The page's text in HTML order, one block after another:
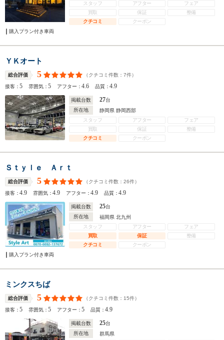
スタッフ
アフター
フェア
買取
保証
整備
クチコミ
クーポン
購入プラン付き車両
ＹＫオート
総合評価 5 （クチコミ件数： 7件）
接客：5 雰囲気：5 アフター：4.6 品質：4.9
掲載台数 27台
所在地
静岡県 静岡西部
スタッフ
アフター
フェア
買取
保証
整備
クチコミ
クーポン
Ｓｔｙｌｅ Ａｒｔ
総合評価 5 （クチコミ件数： 26件）
接客：4.9 雰囲気：4.9 アフター：4.9 品質：4.9
掲載台数 25台
所在地
福岡県 北九州
スタッフ
アフター
フェア
買取
保証
整備
クチコミ
クーポン
購入プラン付き車両
ミンクスちば
総合評価 5 （クチコミ件数： 15件）
接客：5 雰囲気：5 アフター：5 品質：4.9
掲載台数 25台
所在地
群馬県